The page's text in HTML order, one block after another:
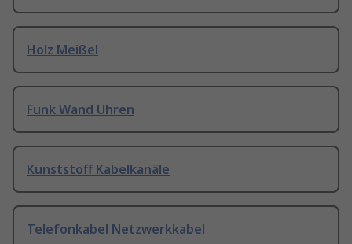
Holz Meißel
Funk Wand Uhren
Kunststoff Kabelkanäle
Telefonkabel Netzwerkkabel